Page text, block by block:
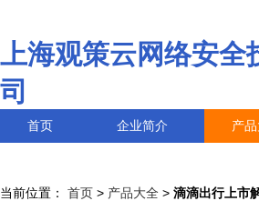
上海观策云网络安全
司
首页 企业简介 产
当前位置： 首页 > 产品大全 > 滴滴出行上市